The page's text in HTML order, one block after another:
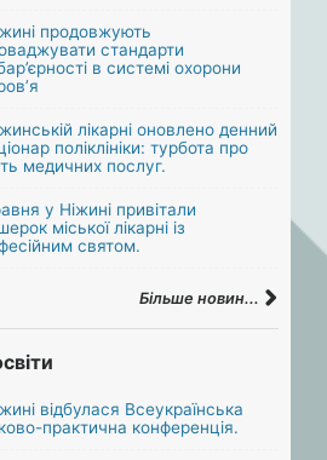
продовжують
стандарти
в системі охорони
лікарні оновлено денний
поліклініки: турбота про
медичних послуг.
у Ніжині привітали
міської лікарні із
святом.
Більше новин...
відбулася Всеукраїнська
практична конференція.